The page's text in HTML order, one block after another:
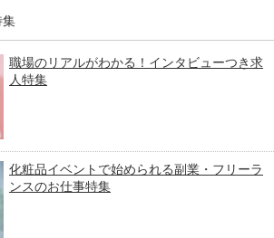
集
職場のリアルがわかる！インタビューつき求
人特集
化粧品イベントで始められる副業・フリーラ
ンスのお仕事特集